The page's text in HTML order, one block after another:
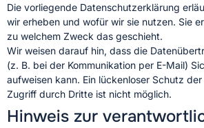
Die vorliegende Datenschutzerklärung
wir erheben und wofür wir sie nutzen. Sie
zu welchem Zweck das geschieht.
Wir weisen darauf hin, dass die
(z. B. bei der Kommunikation per E-Mail)
aufweisen kann. Ein lückenloser Schutz
Zugriff durch Dritte ist nicht möglich.
Hinweis zur